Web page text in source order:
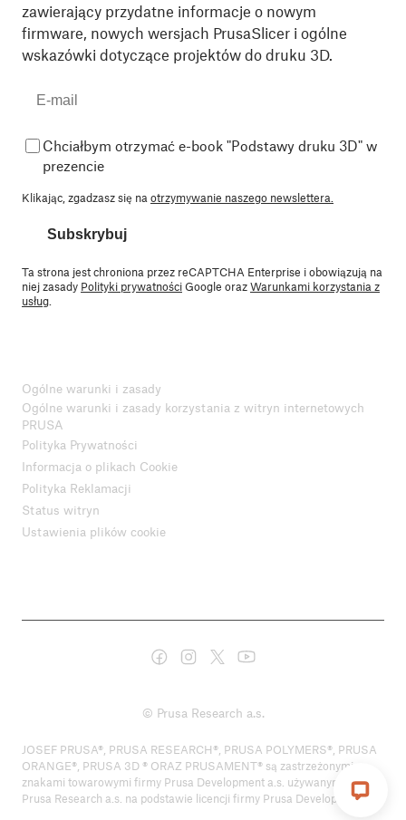
zawierający przydatne informacje o nowym
firmware, nowych wersjach PrusaSlicer i ogólne
wskazówki dotyczące projektów do druku 3D.
Chciałbym otrzymać e-book "Podstawy druku 3D" w
prezencie
Klikając, zgadzasz się na otrzymywanie naszego newslettera.
Subskrybuj
Ta strona jest chroniona przez reCAPTCHA Enterprise i obowiązują na
niej zasady Polityki prywatnościGoogle orazWarunkami korzystania z
usług
Ogólne warunki i zasady
Ogólne warunki i zasady korzystania z witryn internetowych
PRUSA
Polityka Prywatności
Informacja o plikach Cookie
Polityka Reklamacji
Status witryn
Ustawienia plików cookie
© Prusa Research a.s.
JOSEF PRUSA®, PRUSA RESEARCH®, PRUSA POLYMERS®, PRUSA
ORANGE®, PRUSA 3D ® ORAZ PRUSAMENT® są zastrzeżonymi
znakami towarowymi firmy Prusa Development a.s. używanymi przez
Prusa Research a.s. na podstawie licencji firmy Prusa Development a.s.